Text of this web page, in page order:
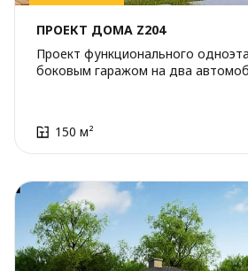
ПРОЕКТ ДОМА Z204
Проект функционального
боковым гаражом на два
150 м²